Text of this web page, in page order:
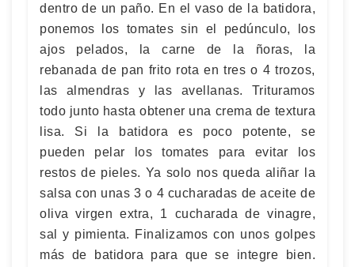
dentro de un paño. En el vaso de la batidora,
ponemos los tomates sin el pedúnculo, los
ajos pelados, la carne de la ñoras, la
rebanada de pan frito rota en tres o 4 trozos,
las almendras y las avellanas. Trituramos
todo junto hasta obtener una crema de textura
lisa. Si la batidora es poco potente, se
pueden pelar los tomates para evitar los
restos de pieles. Ya solo nos queda aliñar la
salsa con unas 3 o 4 cucharadas de aceite de
oliva virgen extra, 1 cucharada de vinagre,
sal y pimienta. Finalizamos con unos golpes
más de batidora para que se integre bien.